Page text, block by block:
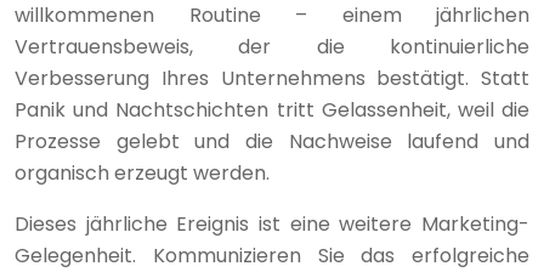
willkommenen Routine – einem jährlichen
Vertrauensbeweis, der die kontinuierliche
Verbesserung Ihres Unternehmens bestätigt. Statt
Panik und Nachtschichten tritt Gelassenheit, weil die
Prozesse gelebt und die Nachweise laufend und
organisch erzeugt werden.
Dieses jährliche Ereignis ist eine weitere Marketing-
Gelegenheit. Kommunizieren Sie das erfolgreiche